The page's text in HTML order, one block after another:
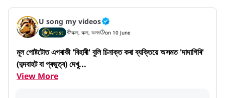
U song my videos
Artist বাক্সা, বাক্সা, অসম on 10 June
মূল পোষ্টটোত এগৰাকী 'বিহাৰী' বুলি চিনাক্ত কৰা ব্যক্তিয়ে অসমত 'দাদাগিৰি'
(দব্দবাহট বা প্ৰভুত্ব) দেখু...
View More